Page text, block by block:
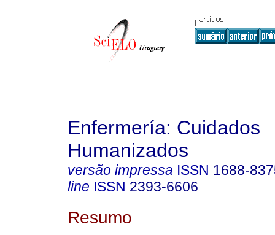
Enfermería: Cuidados
Humanizados
versão impressa ISSN 1688-
line ISSN 2393-6606
Resumo